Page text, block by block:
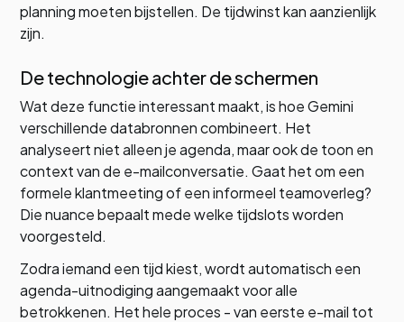
planning moeten bijstellen. De tijdwinst kan aanzienlijk
zijn.
De technologie achter de schermen
Wat deze functie interessant maakt, is hoe Gemini
verschillende databronnen combineert. Het
analyseert niet alleen je agenda, maar ook de toon en
context van de e-mailconversatie. Gaat het om een
formele klantmeeting of een informeel teamoverleg?
Die nuance bepaalt mede welke tijdslots worden
voorgesteld.
Zodra iemand een tijd kiest, wordt automatisch een
agenda-uitnodiging aangemaakt voor alle
betrokkenen. Het hele proces - van eerste e-mail tot